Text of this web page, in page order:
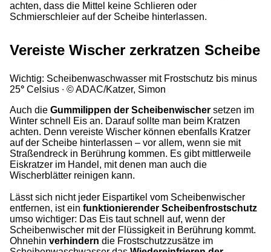
achten, dass die Mittel keine Schlieren oder
Schmierschleier auf der Scheibe hinterlassen.
Vereiste Wischer zerkratzen Scheibe
Wichtig: Scheibenwaschwasser mit Frostschutz bis minus
25° Celsius
© ADAC/Katzer, Simon
Auch die Gummilippen der Scheibenwischer setzen im
Winter schnell Eis an. Darauf sollte man beim Kratzen
achten. Denn vereiste Wischer können ebenfalls Kratzer
auf der Scheibe hinterlassen – vor allem, wenn sie mit
Straßendreck in Berührung kommen. Es gibt mittlerweile
Eiskratzer im Handel, mit denen man auch die
Wischerblätter reinigen kann.
Lässt sich nicht jeder Eispartikel vom Scheibenwischer
entfernen, ist ein funktionierender Scheibenfrostschutz
umso wichtiger: Das Eis taut schnell auf, wenn der
Scheibenwischer mit der Flüssigkeit in Berührung kommt.
Ohnehin verhindern die Frostschutzzusätze im